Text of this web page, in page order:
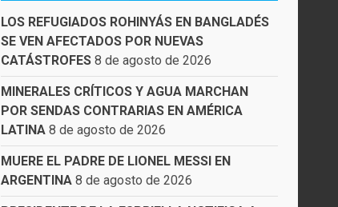
LOS REFUGIADOS ROHINYÁS EN BANGLADÉS
SE VEN AFECTADOS POR NUEVAS
CATÁSTROFES 8 de agosto de 2026
MINERALES CRÍTICOS Y AGUA MARCHAN
POR SENDAS CONTRARIAS EN AMÉRICA
LATINA 8 de agosto de 2026
MUERE EL PADRE DE LIONEL MESSI EN
ARGENTINA 8 de agosto de 2026